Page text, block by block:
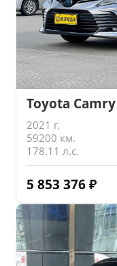
Toyota Camry
2021 г.
59200 км.
178.11 л.с.
5 853 376 ₽